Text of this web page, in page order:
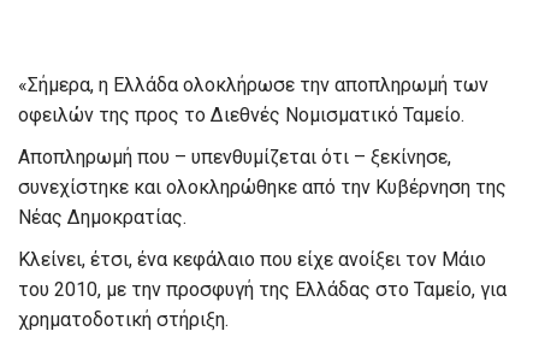
«Σήμερα, η Ελλάδα ολοκλήρωσε την αποπληρωμή των
οφειλών της προς το Διεθνές Νομισματικό Ταμείο.
Αποπληρωμή που – υπενθυμίζεται ότι – ξεκίνησε,
συνεχίστηκε και ολοκληρώθηκε από την Κυβέρνηση της
Νέας Δημοκρατίας.
Κλείνει, έτσι, ένα κεφάλαιο που είχε ανοίξει τον Μάιο
του 2010, με την προσφυγή της Ελλάδας στο Ταμείο, για
χρηματοδοτική στήριξη.